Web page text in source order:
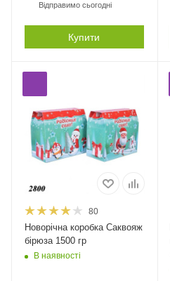
Відправимо сьогодні
Купити
80
Новорічна коробка Саквояж
бірюза 1500 гр
В наявності